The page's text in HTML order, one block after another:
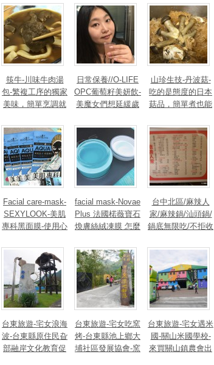
筷牛-川味牛肉湯
包-繁複工序的獨家
美味，簡單烹調就
麵中厚實的拉麵&
濃郁的川味湯頭!
日常保養//O-LIFE
OPC葡萄籽美妍飲-
美魔女們想延緩歲
@@
山珍生技-丹波菇-
吃的是態度的日本
菇品，簡單煮也能
道~
Facial care-mask-
SEXYLOOK-美肌
專科黑面膜-使用心
facial mask-Novae
Plus 法國楉薇寶石
煥膚絲絨凍膜 怎麼
好動膜，邊保養邊
動起來，肥肥不上
身唷～
台中北區/麻辣人
家/麻辣鍋/汕頭鍋/
鍋底無限吃/不拒收
社區小店/低消300/
口味勝鼎0的平價
美味鍋物/供wifi/名
人加持的名店
台東旅遊-宅女浪海
波-台東縣原住民旮
部融岸文化教育促
台東旅遊-宅女吃窯
烤-台東縣池上鄉大
埔社區發展協會-窯
台東旅遊-宅女遇米
國-關山米國學校-
來買關山鎮農會出